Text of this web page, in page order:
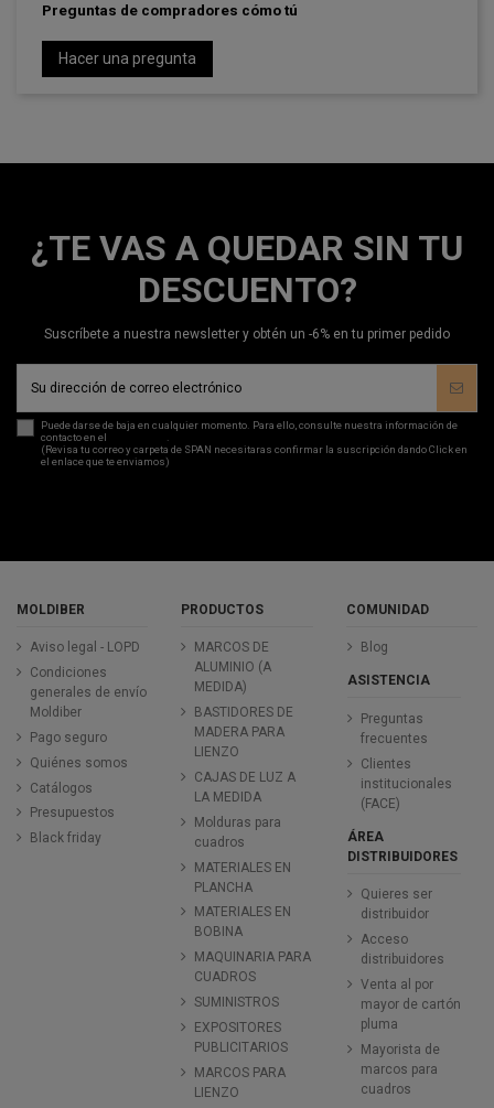
Preguntas de compradores cómo tú
Hacer una pregunta
¿TE VAS A QUEDAR SIN TU
DESCUENTO?
Suscríbete a nuestra newsletter y obtén un -6% en tu primer pedido
Puede darse de baja en cualquier momento. Para ello, consulte nuestra información de
contacto en el
(Revisa tu correo y carpeta de SPAN necesitaras confirmar la suscripción dando Click en
el enlace que te enviamos)
MOLDIBER
Aviso legal - LOPD
Condiciones
generales de envío
Moldiber
Pago seguro
Quiénes somos
Catálogos
Presupuestos
Black friday
PRODUCTOS
MARCOS DE
ALUMINIO (A
MEDIDA)
BASTIDORES DE
MADERA PARA
LIENZO
CAJAS DE LUZ A
LA MEDIDA
Molduras para
cuadros
MATERIALES EN
PLANCHA
MATERIALES EN
BOBINA
MAQUINARIA PARA
CUADROS
SUMINISTROS
EXPOSITORES
PUBLICITARIOS
MARCOS PARA
LIENZO
COMUNIDAD
Blog
ASISTENCIA
Preguntas
frecuentes
Clientes
institucionales
(FACE)
ÁREA
DISTRIBUIDORES
Quieres ser
distribuidor
Acceso
distribuidores
Venta al por
mayor de cartón
pluma
Mayorista de
marcos para
cuadros